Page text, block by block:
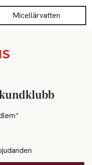
Micellärvatten